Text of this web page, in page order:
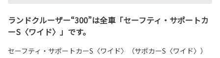
ランドクルーザー“300”は全車「セーフティ・サポートカ
ーS〈ワイド〉」です。
セーフティ・サポートカーS〈ワイド〉（サポカーS〈ワイド〉）